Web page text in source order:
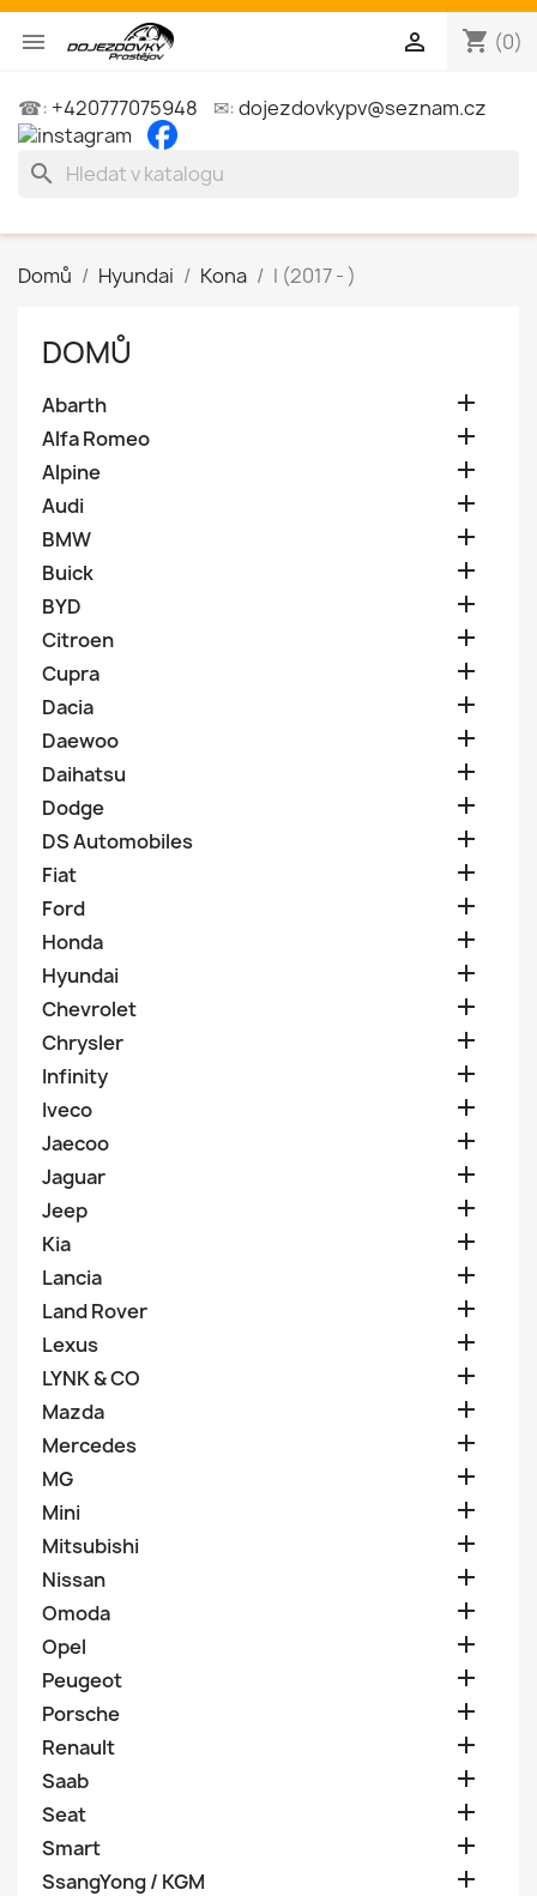
 shopping_cart (0)

☎: +420777075948 ✉:dojezdovkypv@seznam.cz
search
Domů Hyundai Kona I (2017 - )
DOMŮ
Abarth 
Alfa Romeo 
Alpine 
Audi 
BMW 
Buick 
BYD 
Citroen 
Cupra 
Dacia 
Daewoo 
Daihatsu 
Dodge 
DS Automobiles 
Fiat 
Ford 
Honda 
Hyundai 
Chevrolet 
Chrysler 
Infinity 
Iveco 
Jaecoo 
Jaguar 
Jeep 
Kia 
Lancia 
Land Rover 
Lexus 
LYNK & CO 
Mazda 
Mercedes 
MG 
Mini 
Mitsubishi 
Nissan 
Omoda 
Opel 
Peugeot 
Porsche 
Renault 
Saab 
Seat 
Smart 
SsangYong / KGM 